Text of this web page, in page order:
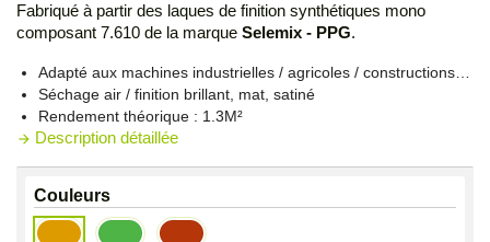
Fabriqué à partir des laques de finition synthétiques mono
composant 7.610 de la marque Selemix - PPG.
Adapté aux machines industrielles / agricoles / constructions…
Séchage air / finition brillant, mat, satiné
Rendement théorique : 1.3M²
arrow_forward Description détaillée
Couleurs
Jaune
Vert
Orange